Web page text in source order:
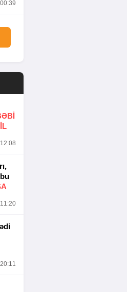
00:39
12:08
11:20
20:11